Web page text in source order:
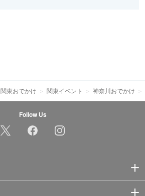
関東おでかけ 関東イベント 神奈川おでかけ
Follow Us